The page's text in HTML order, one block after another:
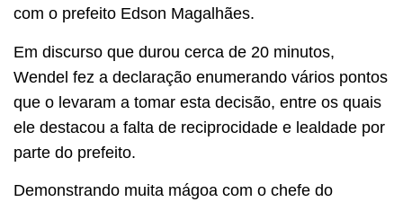
com o prefeito Edson Magalhães.
Em discurso que durou cerca de 20 minutos,
Wendel fez a declaração enumerando vários pontos
que o levaram a tomar esta decisão, entre os quais
ele destacou a falta de reciprocidade e lealdade por
parte do prefeito.
Demonstrando muita mágoa com o chefe do